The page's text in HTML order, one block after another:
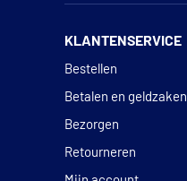
KLANTENSERVICE
Bestellen
Betalen en geldzaken
Bezorgen
Retourneren